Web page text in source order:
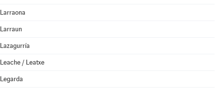
Larraona
Larraun
Lazagurría
Leache / Leatxe
Legarda